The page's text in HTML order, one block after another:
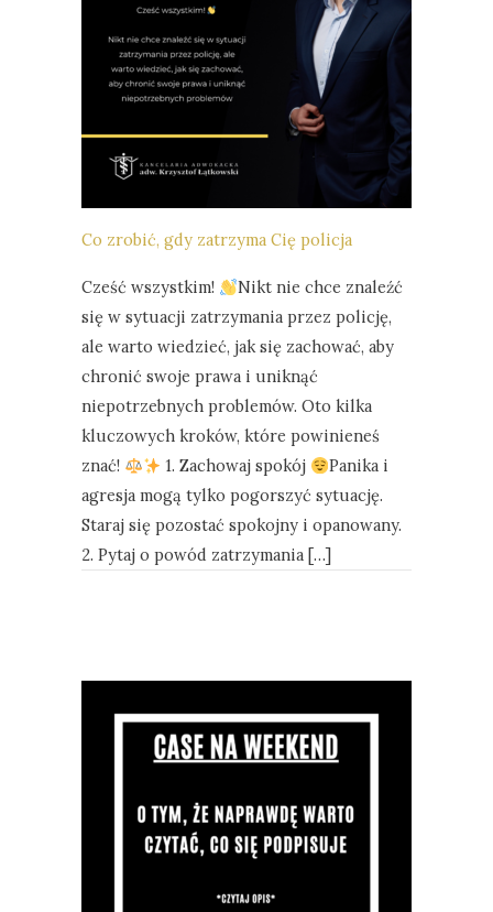
Co zrobić, gdy zatrzyma Cię policja
Cześć wszystkim!
Nikt nie chce znaleźć
się w sytuacji zatrzymania przez policję,
ale warto wiedzieć, jak się zachować, aby
chronić swoje prawa i uniknąć
niepotrzebnych problemów. Oto kilka
kluczowych kroków, które powinieneś
znać!
1. Zachowaj spokój
Panika i
agresja mogą tylko pogorszyć sytuację.
Staraj się pozostać spokojny i opanowany.
2. Pytaj o powód zatrzymania […]